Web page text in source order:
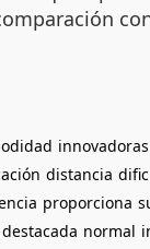
innovadoras
distancia
proporciona
destacada normal